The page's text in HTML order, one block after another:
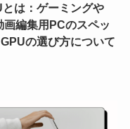
とは：ゲーミングや
画編集用PCのスペッ
の選び方について